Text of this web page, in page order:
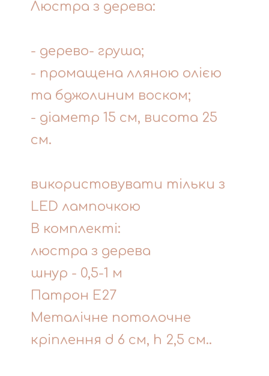
Люстра з дерева:
- дерево- груша;
- промащена лляною олією
та бджолиним воском;
- діаметр 15 см, висота 25
см.
використовувати тільки з
LED лампочкою
В комплекті:
люстра з дерева
шнур - 0,5-1 м
Патрон Е27
Металічне потолочне
кріплення d 6 см, h 2,5 см..